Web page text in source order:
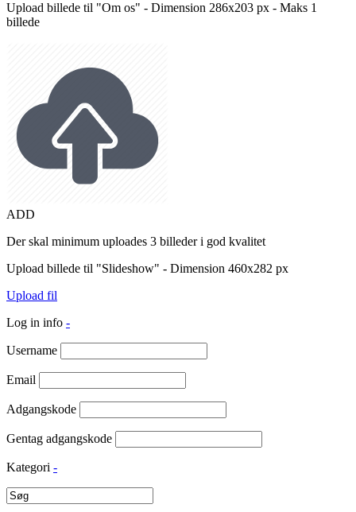
Upload billede til "Om os" - Dimension 286x203 px - Maks 1
billede
ADD
Der skal minimum uploades 3 billeder i god kvalitet
Upload billede til "Slideshow" - Dimension 460x282 px
Upload fil
Log in info -
Username
Email
Adgangskode
Gentag adgangskode
Kategori -